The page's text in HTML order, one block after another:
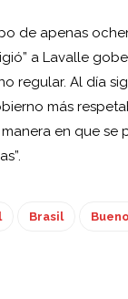
de apenas
a Lavalle
regular. Al día
más
en que
Brasil